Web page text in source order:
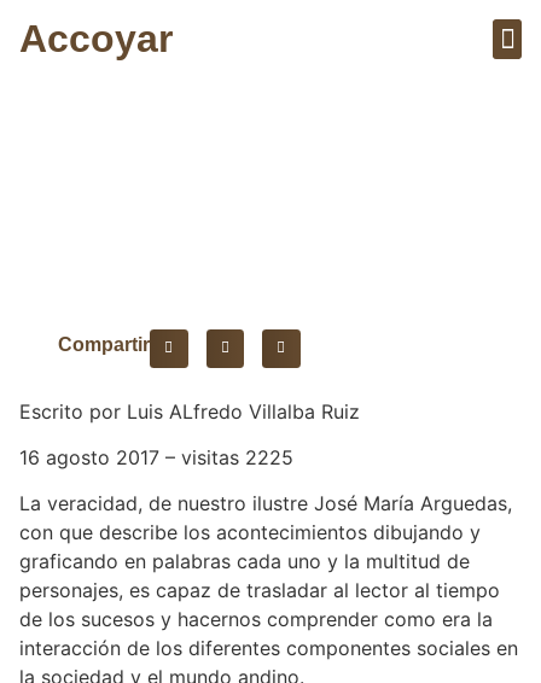
Accoyar
Compartir
Escrito por Luis ALfredo Villalba Ruiz
16 agosto 2017 – visitas 2225
La veracidad, de nuestro ilustre José María Arguedas,
con que describe los acontecimientos dibujando y
graficando en palabras cada uno y la multitud de
personajes, es capaz de trasladar al lector al tiempo
de los sucesos y hacernos comprender como era la
interacción de los diferentes componentes sociales en
la sociedad y el mundo andino.